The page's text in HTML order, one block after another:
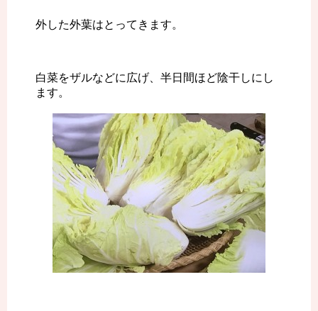
外した外葉はとってきます。
白菜をザルなどに広げ、半日間ほど陰干しにし
ます。